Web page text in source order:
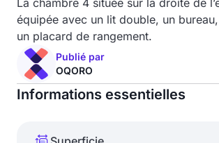
La chambre 4 située sur la droite de
équipée avec un lit double, un
un placard de rangement.
Publié par
OQORO
Informations essentielles